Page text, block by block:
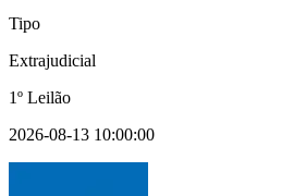
Tipo
Extrajudicial
1º Leilão
2026-08-13 10:00:00